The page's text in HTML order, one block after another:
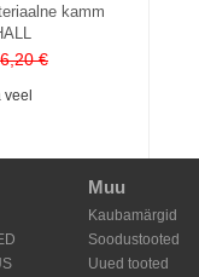
kamm
6,20 €
veel
Muu
Kaubamärgid
Soodustooted
Uued tooted